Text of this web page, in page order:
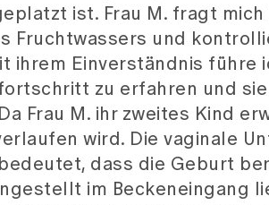
ist. Frau M. fragt
Fruchtwassers und
ihrem Einverständnis führe
zu erfahren und
Frau M. ihr zweites Kind
wird. Die vaginale
dass die Geburt
im Beckeneingang